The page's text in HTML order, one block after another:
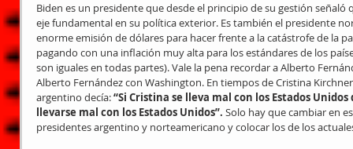
Biden es un presidente que desde el principio de su gestión
eje fundamental en su política exterior. Es también el presidente
enorme emisión de dólares para hacer frente a la catástrofe de la
pagando con una inflación muy alta para los estándares de los
son iguales en todas partes). Vale la pena recordar a Alberto
Alberto Fernández con Washington. En tiempos de Cristina
argentino decía: “Si Cristina se lleva mal con los Estados
llevarse mal con los Estados Unidos”. Solo hay que cambiar en
presidentes argentino y norteamericano y colocar los de los